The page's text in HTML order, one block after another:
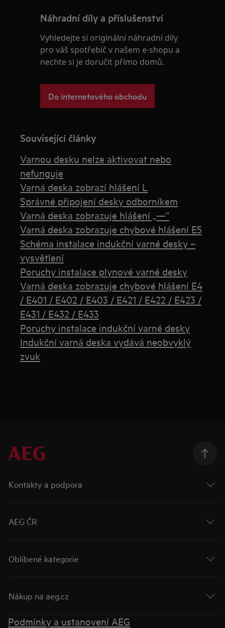
Náhradní díly a příslušenství
Vyhledejte si originální náhradní díly
pro váš spotřebič v našem e-shopu a
nechte si je doručit přímo domů.
Do internetového obchodu
Související články
Varnou desku nelze aktivovat nebo
nefunguje
Varná deska zobrazí hlášení L
Správné připojení desky odborníkem
Varná deska zobrazuje hlášení „—“
Varná deska zobrazuje chybové hlášení E5
Schéma instalace indukční varné desky –
vysvětlení
Poruchy instalace plynové varné desky
Varná deska zobrazuje chybové hlášení E4
/ E401 / E402 / E403 / E421 / E422 / E423 /
E431 / E432 / E433
Poruchy instalace indukční varné desky
Indukční varná deska vydává neobvyklý
zvuk
Kontakty a podpora
AEG ČR
Oblíbené kategorie
Nákup na aeg.cz
Podmínky a ustanovení AEG